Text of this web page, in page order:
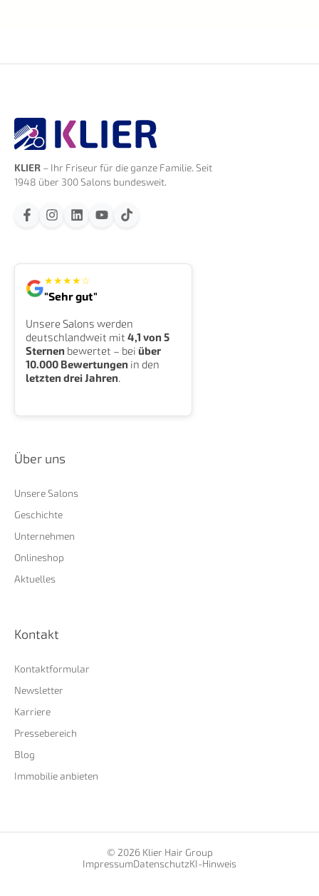
KLIER – Ihr Friseur für die ganze Familie. Seit
1948 über 300 Salons bundesweit.
★★★★☆
"Sehr gut"
Unsere Salons werden
deutschlandweit mit 4,1 von 5
Sternen bewertet – bei über
10.000 Bewertungen in den
letzten drei Jahren.
Über uns
Unsere Salons
Geschichte
Unternehmen
Onlineshop
Aktuelles
Kontakt
Kontaktformular
Newsletter
Karriere
Pressebereich
Blog
Immobilie anbieten
© 2026 Klier Hair Group
ImpressumDatenschutzKI-Hinweis